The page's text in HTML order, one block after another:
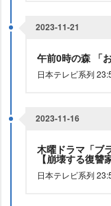
2023-11-21
午前0時の森 「
日本テレビ系列
2023-11-16
木曜ドラマ「ブ
【崩壊する復讐
日本テレビ系列